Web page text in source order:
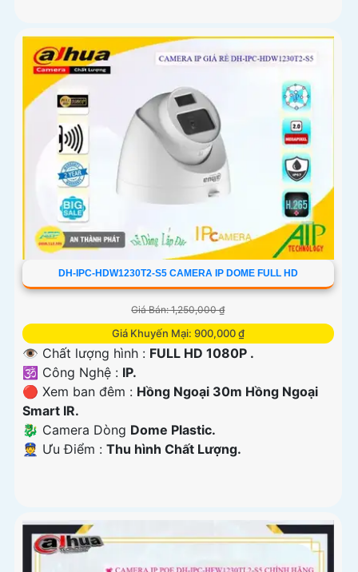
DH-IPC-HDW1230T2-S5 CAMERA IP DOME FULL HD
Giá Bán: 1,250,000 ₫
Giá Khuyến Mại: 900,000 ₫
👁 Chất lượng hình : FULL HD 1080P .
🕉️ Công Nghệ : IP.
🔴 Xem ban đêm : Hồng Ngoại 30m Hồng Ngoại
Smart IR.
🐉️ Camera Dòng Dome Plastic.
️👮 Ưu Điểm : Thu hình Chất Lượng.